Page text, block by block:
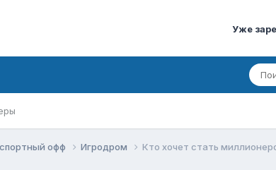
Уже
офф Игродром Кто хочет стать